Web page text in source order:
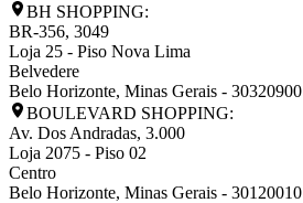
BH SHOPPING:
BR-356, 3049
Loja 25 - Piso Nova Lima
Belvedere
Belo Horizonte, Minas Gerais - 30320900
BOULEVARD SHOPPING:
Av. Dos Andradas, 3.000
Loja 2075 - Piso 02
Centro
Belo Horizonte, Minas Gerais - 30120010